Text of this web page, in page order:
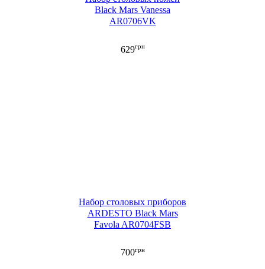
Black Mars Vanessa
AR0706VK
629грн
Набор столовых приборов
ARDESTO Black Mars
Favola AR0704FSB
700грн